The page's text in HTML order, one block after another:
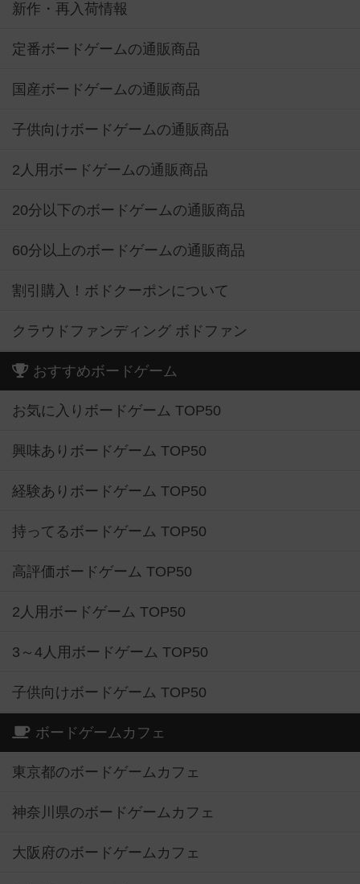
新作・再入荷情報
定番ボードゲームの通販商品
国産ボードゲームの通販商品
子供向けボードゲームの通販商品
2人用ボードゲームの通販商品
20分以下のボードゲームの通販商品
60分以上のボードゲームの通販商品
割引購入！ボドクーポンについて
クラウドファンディング ボドファン
おすすめボードゲーム
お気に入りボードゲーム TOP50
興味ありボードゲーム TOP50
経験ありボードゲーム TOP50
持ってるボードゲーム TOP50
高評価ボードゲーム TOP50
2人用ボードゲーム TOP50
3～4人用ボードゲーム TOP50
子供向けボードゲーム TOP50
ボードゲームカフェ
東京都のボードゲームカフェ
神奈川県のボードゲームカフェ
大阪府のボードゲームカフェ